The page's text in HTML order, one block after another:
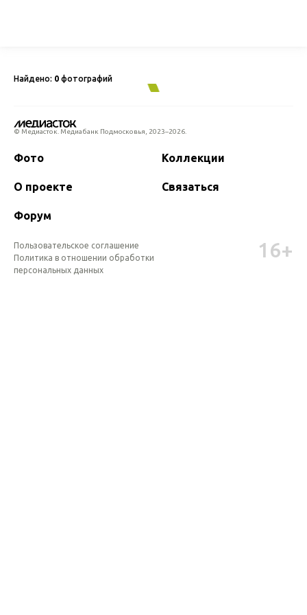
Найдено: 0 фотографий
© Медиасток. Медиабанк Подмосковья, 2023–2026.
Фото Коллекции
О проекте Связаться
Форум
Пользовательское соглашение
Политика в отношении обработки
персональных данных
16+